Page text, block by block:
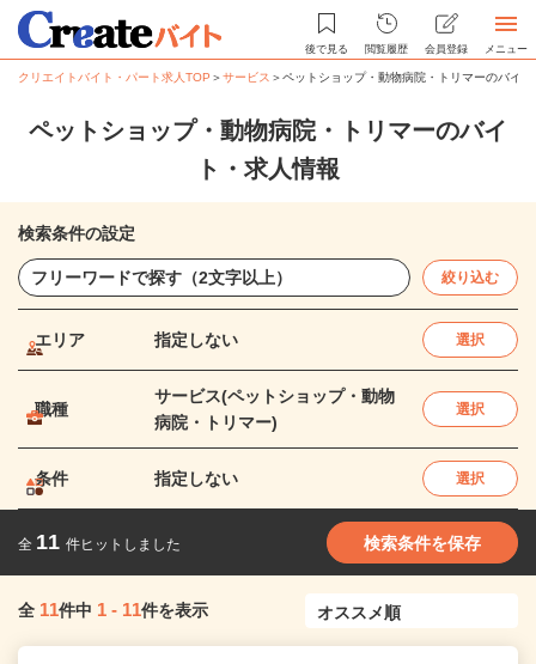
後で見る 閲覧履歴 会員登録 メニュー
クリエイトバイト・パート求人TOP ＞サービス ＞ペットショップ・動物病院・トリマーのバイ
ペットショップ・動物病院・トリマーのバイ
ト・求人情報
検索条件の設定
絞り込む
エリア 指定しない 選択
職種
サービス(ペットショップ・動物
病院・トリマー)
選択
条件 指定しない 選択
全 11 件ヒットしました 検索条件を保存
全 11件中 1 - 11件を表示